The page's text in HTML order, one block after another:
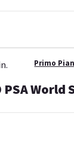
Primo
PSA World